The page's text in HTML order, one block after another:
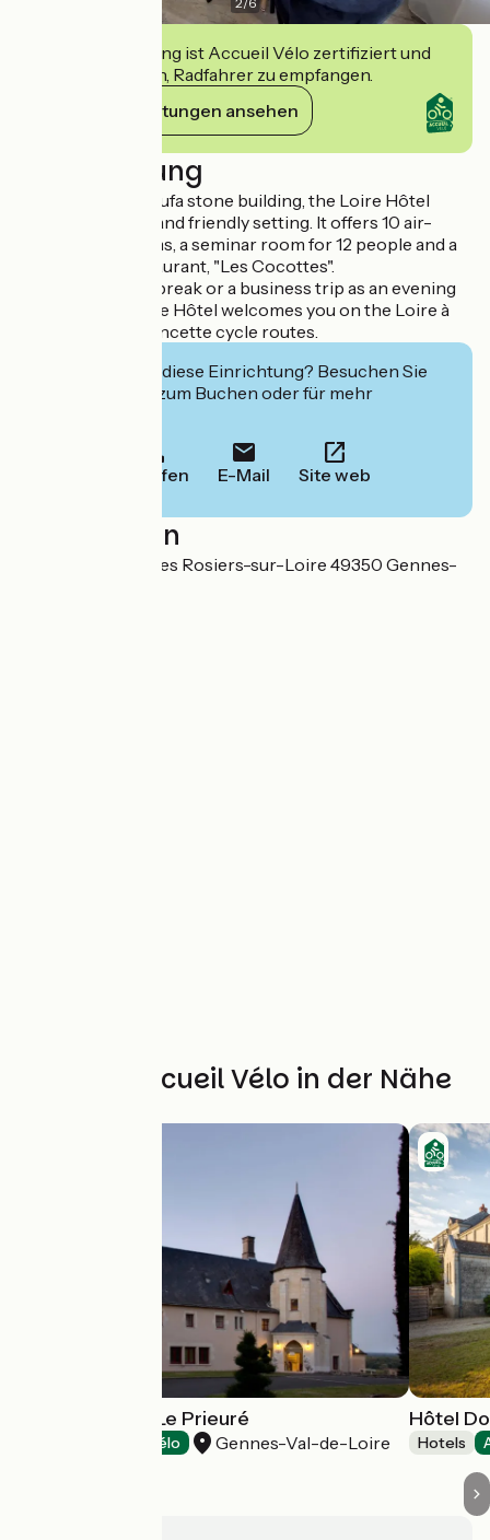
Diese Einrichtung ist Accueil Vélo zertifiziert und
verpflichtet sich, Radfahrer zu empfangen.
Ihre Verpflichtungen ansehen
Beschreibung
Set in an elegant tufa stone building, the Loire Hôtel
offers an elegant and friendly setting. It offers 10 air-
conditioned rooms, a seminar room for 12 people and a
bistronomic restaurant, "Les Cocottes".
Ideal for a tourist break or a business trip as an evening
stopover, the Loire Hôtel welcomes you on the Loire à
Vélo and Vélo Francette cycle routes.
Interessiert Sie diese Einrichtung? Besuchen Sie
deren Website zum Buchen oder für mehr
Anrufen E-Mail Site web
Localisation
5 rue de la Croix Les Rosiers-sur-Loire 49350 Gennes-
Weitere Accueil Vélo in der Nähe
Hôtel Château Le Prieuré
Accueil Vélo Gennes-Val-de-Loire
Hôtel
Hotels